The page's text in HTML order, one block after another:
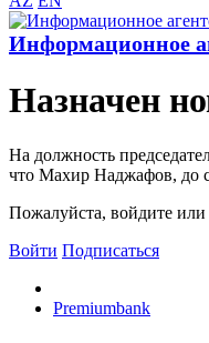
Информационное
Назначен
На должность
что Махир Наджафов, до
Пожалуйста, войдите
Войти Подписаться
Premiumbank